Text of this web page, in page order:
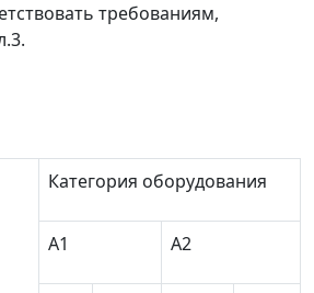
требованиям,
Категория оборудования
А1 А2